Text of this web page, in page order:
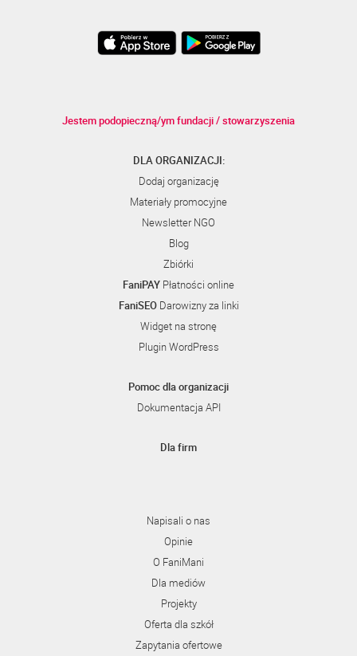
Jestem podopieczną/ym fundacji / stowarzyszenia
DLA ORGANIZACJI:
Dodaj organizację
Materiały promocyjne
Newsletter NGO
Blog
Zbiórki
FaniPAY Płatności online
FaniSEODarowizny za linki
Widget na stronę
Plugin WordPress
Pomoc dla organizacji
Dokumentacja API
Dla firm
Napisali o nas
Opinie
O FaniMani
Dla mediów
Projekty
Oferta dla szkół
Zapytania ofertowe